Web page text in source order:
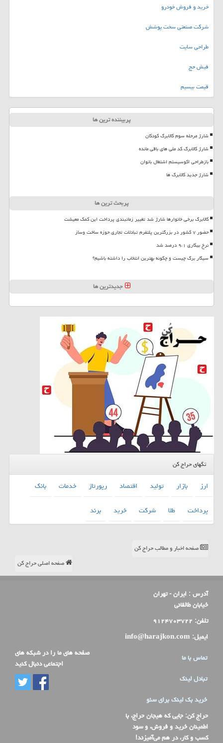
خرید و فروش خودرو
شرکت صنعتی سخت پوشش
طراحی سایت
فیش حج
قیمت بیسیم
پربیننده ترین ها
شارژ مرحله سوم کالابرگ کودکان
شارژ کالابرگ کد ملی های باقی مانده
بازطراحی اکوسیستم اشتغال بانوان
شارژ جدید کالابرگ ها
پربحث ترین ها
کالابرگ برخی خانوارها شارژ شد تغییر زمانبندی پرداخت این کمک معیشت
حضور ۷ کشور در بزرگترین پلتفرم تبادلات تجاری حوزه ساخت وساز
نرخ بیکاری ۹،۱ درصد شد
سیگار برگ چیست و چگونه بهترین انتخاب را داشته باشیم؟
جدیدترین ها
تگهای حراج کن
ارز بازار تولید اقتصاد رپورتاژ خدمات
بانك
پرداخت
طلا شركت خرید برند
صفحه اخبار و مطالب حراج کن
صفحه اصلی حراج کن
آدرس : ایران - تهران
خیابان طالقانی
تلفن: ۹۱۲۴۷۰۳۷۲۲
ایمیل: info@harajkon.com
تماس با ما
تبادل لینک
خرید بک لینک برای سئو
حراج کن: جایی که هیجان حراج، با
اطمینان خرید و فروش، و سود
کسب و کار، در هم می‌آمیزند!
صفحه های ما را در شبکه های
اجتماعی دنبال کنید